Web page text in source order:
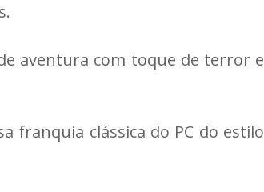
aventura com toque de terror e
franquia clássica do PC do estilo